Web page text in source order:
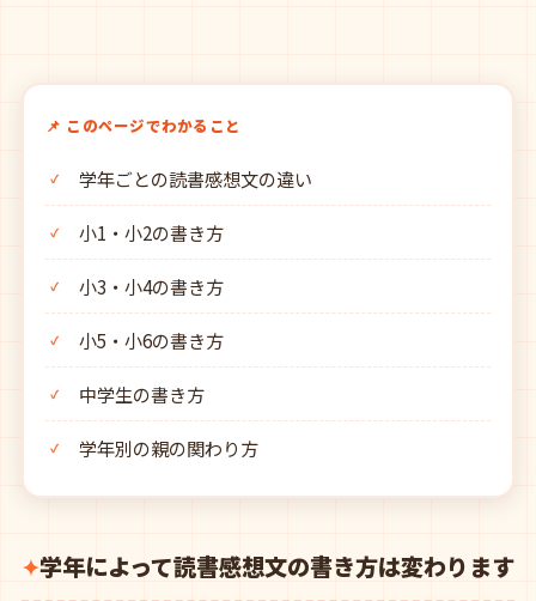
📌 このページでわかること
学年ごとの読書感想文の違い
小1・小2の書き方
小3・小4の書き方
小5・小6の書き方
中学生の書き方
学年別の親の関わり方
学年によって読書感想文の書き方は変わります